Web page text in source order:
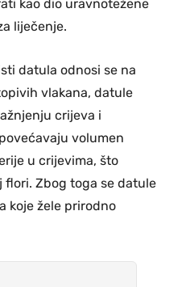
kao dio uravnotežene
liječenje.
datula odnosi se na
vlakana, datule
crijeva i
volumen
u crijevima, što
Zbog toga se datule
koje žele prirodno